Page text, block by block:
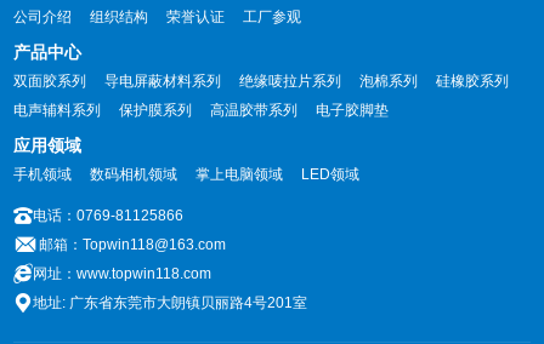
公司介绍 组织结构 荣誉认证 工厂参观
产品中心
双面胶系列 导电屏蔽材料系列 绝缘唛拉片系列 泡棉系列
硅橡胶系列
电声辅料系列
保护膜系列 高温胶带系列 电子胶脚垫
应用领域
手机领域 数码相机领域 掌上电脑领域 LED领域
电话：0769-81125866
邮箱：Topwin118@163.com
网址：www.topwin118.com
地址: 广东省东莞市大朗镇贝丽路4号201室